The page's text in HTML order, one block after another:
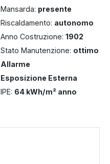
Mansarda: presente
Riscaldamento: autonomo
Anno Costruzione: 1902
Stato Manutenzione: ottimo
Allarme
Esposizione Esterna
IPE: 64 kWh/m² anno